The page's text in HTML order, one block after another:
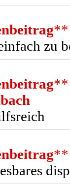
**
zu
**
**